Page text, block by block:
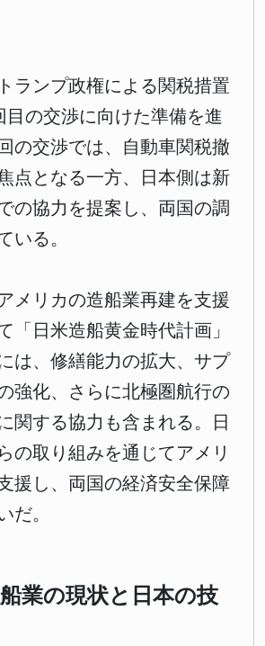
ランプ政権による関税措置
目の交渉に向けた準備を進
の交渉では、自動車関税撤
点となる一方、日本側は新
の協力を提案し、両国の調
いる。
メリカの造船業再建を支援
「日米造船黄金時代計画」
は、修繕能力の拡大、サプ
強化、さらに北極圏航行の
関する協力も含まれる。日
の取り組みを通じてアメリ
援し、両国の経済安全保障
だ。
業の現状と日本の技